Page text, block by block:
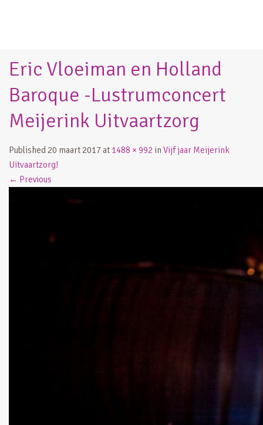
Eric Vloeiman en Holland
Baroque -Lustrumconcert
Meijerink Uitvaartzorg
Published 20 maart 2017 at 1488 × 992 in Vijf jaar Meijerink
Uitvaartzorg!
← Previous